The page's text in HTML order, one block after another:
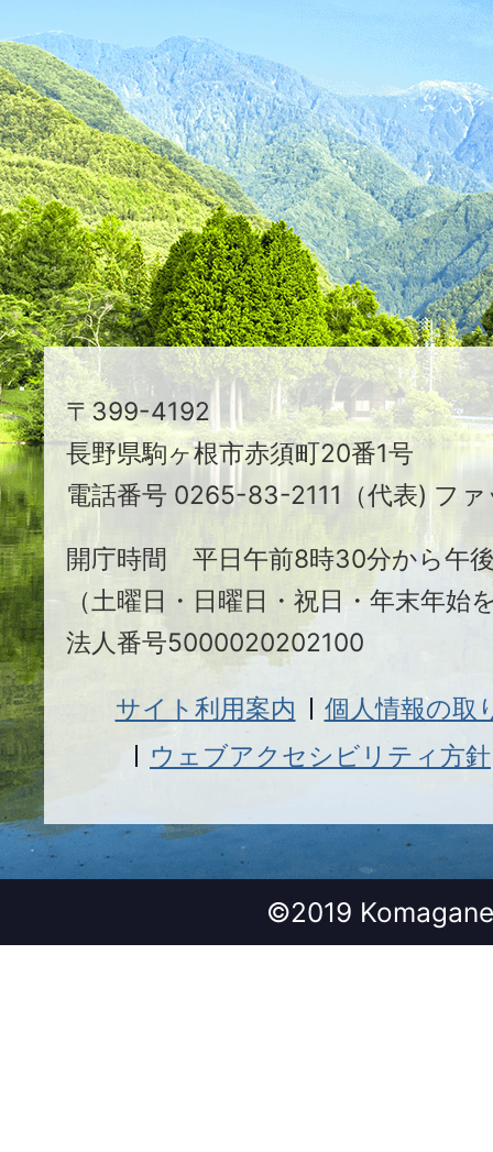
た
つ
映
え
る
ま
ち
駒
ヶ
根
市
〒399-4192
長野県駒ヶ根市赤須町20番1号
電話番号 0265-83-2111（代表) フ
開庁時間 平日午前8時30分から午
（土曜日・日曜日・祝日・年末年始
法人番号5000020202100
サイト利用案内
個人情報の取
ウェブアクセシビリティ方針
©2019